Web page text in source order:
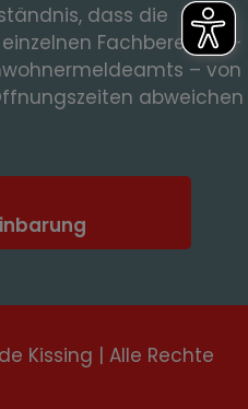
dass die
Fachbereiche -
– von
abweichen
Kissing | Alle Rechte